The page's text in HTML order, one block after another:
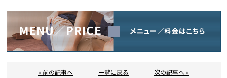
« 前の記事へ 一覧に戻る 次の記事へ »